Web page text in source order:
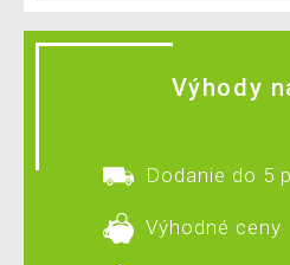
Výhody
Dodanie do 5
Výhodné ceny